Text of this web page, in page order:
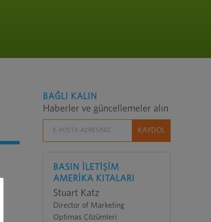
BAĞLI KALIN
Haberler ve güncellemeler alın
BASIN İLETİŞİM
AMERİKA KITALARI
Stuart Katz
Director of Marketing
Optimas Çözümleri